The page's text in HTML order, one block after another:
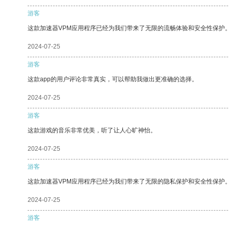
游客
这款加速器VPM应用程序已经为我们带来了无限的流畅体验和安全性保护
2024-07-25
游客
这款app的用户评论非常真实，可以帮助我做出更准确的选择。
2024-07-25
游客
这款游戏的音乐非常优美，听了让人心旷神怡。
2024-07-25
游客
这款加速器VPM应用程序已经为我们带来了无限的隐私保护和安全性保护
2024-07-25
游客